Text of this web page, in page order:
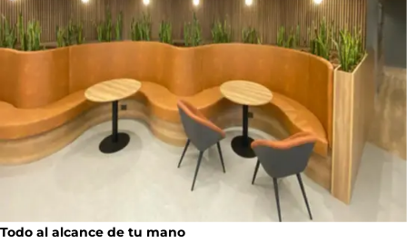
Todo al alcance de tu mano